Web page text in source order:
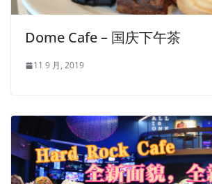
Dome Cafe – 国庆下午茶
11 9 月, 2019